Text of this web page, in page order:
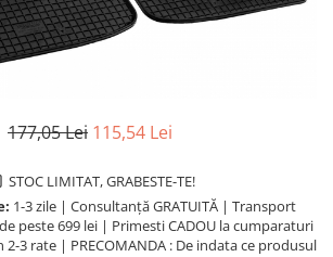
Utilaje
177,05 Lei 115,54 Lei
STOC LIMITAT, GRABESTE-TE!
1-3 zile | Consultanță GRATUITĂ | Transport
peste 699 lei | Primesti CADOU la cumparaturi
2-3 rate | PRECOMANDA : De indata ce produsul